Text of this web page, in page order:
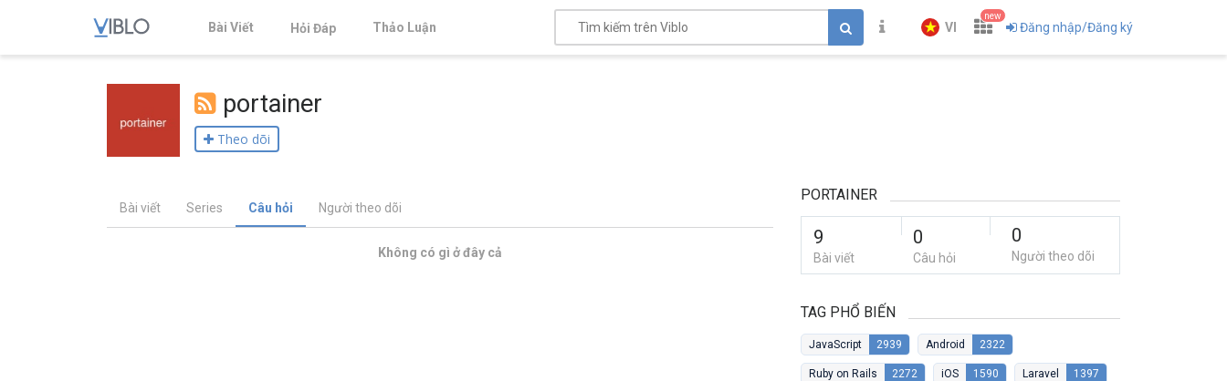
Bài Viết Hỏi Đáp Thảo Luận VI
new
Đăng nhập/Đăng ký
portainer
Theo dõi
Bài viết Series Câu hỏi Người theo dõi
Không có gì ở đây cả
PORTAINER
9
Bài viết
0
Câu hỏi
0
Người theo dõi
TAG PHỔ BIẾN
JavaScript 2939 Android 2322
Ruby on Rails 2272 iOS 1590 Laravel 1397